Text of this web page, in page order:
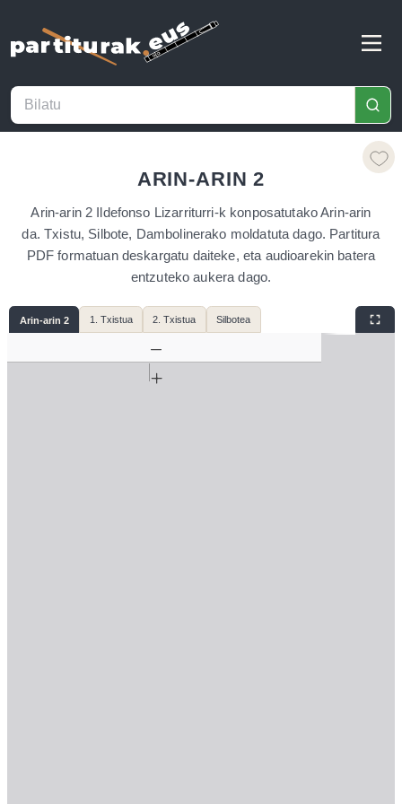
ARIN-ARIN 2
Arin-arin 2 Ildefonso Lizarriturri-k konposatutako Arin-arin
da. Txistu, Silbote, Dambolinerako moldatuta dago. Partitura
PDF formatuan deskargatu daiteke, eta audioarekin batera
entzuteko aukera dago.
Arin-arin 2 1. Txistua 2. Txistua Silbotea